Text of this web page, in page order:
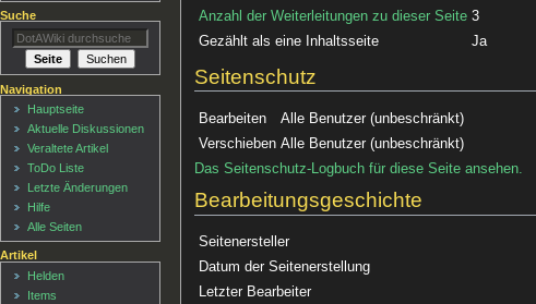
Anzahl der Weiterleitungen zu dieser Seite 3
Gezählt als eine Inhaltsseite
Ja
Seitenschutz
Bearbeiten
Alle Benutzer (unbeschränkt)
Verschieben Alle Benutzer (unbeschränkt)
Das Seitenschutz-Logbuch für diese Seite ansehen.
Bearbeitungsgeschichte
Seitenersteller
Datum der Seitenerstellung
Letzter Bearbeiter
Suche
Navigation
Hauptseite
Aktuelle Diskussionen
Veraltete Artikel
ToDo Liste
Letzte Änderungen
Hilfe
Alle Seiten
Artikel
Helden
Items